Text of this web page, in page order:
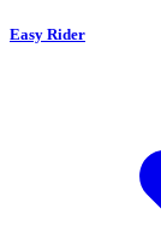
Easy Rider